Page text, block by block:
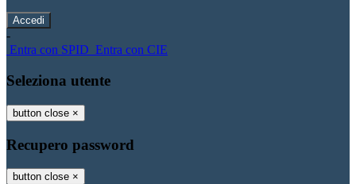
-
Entra con SPID Entra con CIE
Seleziona utente
button close ×
Recupero password
button close ×